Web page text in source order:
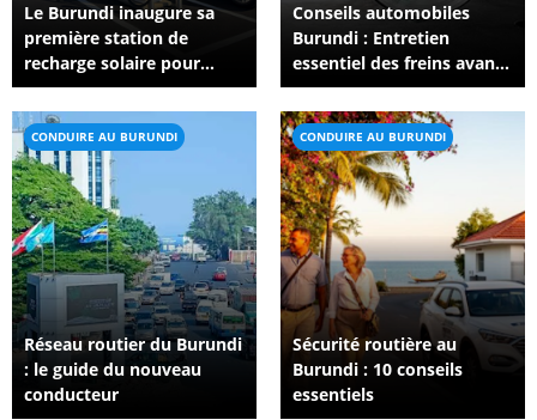
Le Burundi inaugure sa
première station de
recharge solaire pour
véhicules électriques
Conseils automobiles
Burundi : Entretien
essentiel des freins avant
la saison des pluies
CONDUIRE AU BURUNDI
Réseau routier du Burundi
: le guide du nouveau
conducteur
CONDUIRE AU BURUNDI
Sécurité routière au
Burundi : 10 conseils
essentiels